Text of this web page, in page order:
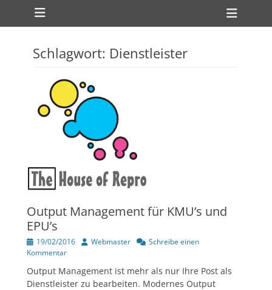
zum
Inhalt
Primärmenü
Schlagwort: Dienstleister
Output Management für KMU’s und
EPU’s
Veröffentlicht
am
19/02/2016 Author
Webmaster
Schreibe einen
Kommentar
Output Management ist mehr als nur Ihre Post als
Dienstleister zu bearbeiten. Modernes Output